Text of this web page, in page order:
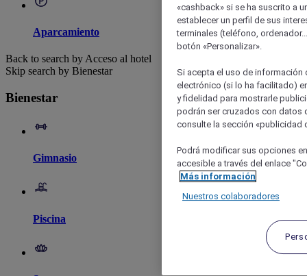
Aparcamiento
Back to search by Acceso al hotel
Skip search by Bienestar
Bienestar
Gimnasio
Piscina
«cashback» si se ha suscrito a
establecer un perfil de sus
terminales (teléfono,
botón «Personalizar».
Si acepta el uso de
electrónico (si lo ha facilitado)
y fidelidad para mostrarle
podrán ser cruzados con datos
consulte la sección «publicidad
Podrá modificar sus opciones
accesible a través del enlace
Más información
Nuestros colaboradores